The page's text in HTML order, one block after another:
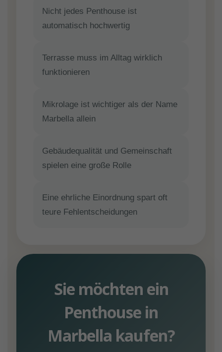
Nicht jedes Penthouse ist
automatisch hochwertig
Terrasse muss im Alltag wirklich
funktionieren
Mikrolage ist wichtiger als der Name
Marbella allein
Gebäudequalität und Gemeinschaft
spielen eine große Rolle
Eine ehrliche Einordnung spart oft
teure Fehlentscheidungen
Sie möchten ein
Penthouse in
Marbella kaufen?